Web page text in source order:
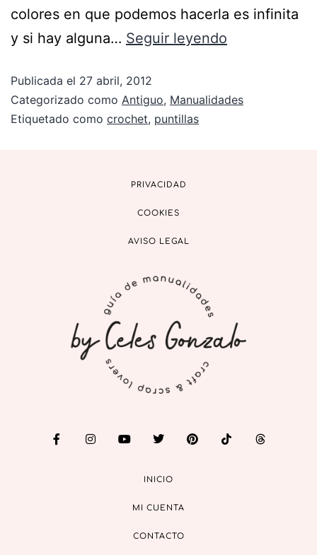
colores en que podemos hacerla es infinita
y si hay alguna… Seguir leyendo
Publicada el 27 abril, 2012
Categorizado como Antiguo, Manualidades
Etiquetado como crochet, puntillas
PRIVACIDAD
COOKIES
AVISO LEGAL
INICIO
MI CUENTA
CONTACTO